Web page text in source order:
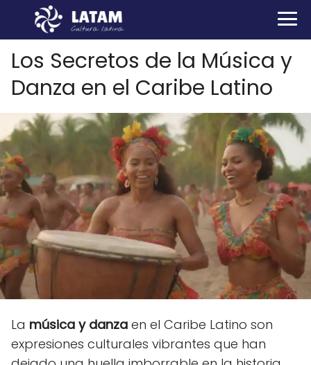
Los Secretos de la Música y
Danza en el Caribe Latino
La música y danza en el Caribe Latino son
expresiones culturales vibrantes que han